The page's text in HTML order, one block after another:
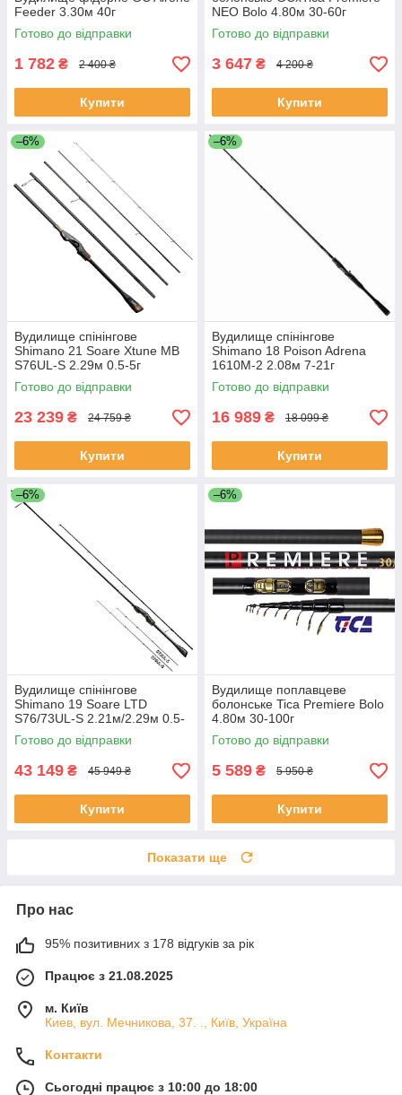
Feeder 3.30м 40г
Готово до відправки
1 782 ₴ 2 400 ₴
Купити
NEO Bolo 4.80м 30-60г
Готово до відправки
3 647 ₴ 4 200 ₴
Купити
–6%
Вудилище спінінгове
Shimano 21 Soare Xtune MB
S76UL-S 2.29м 0.5-5г
Готово до відправки
23 239 ₴ 24 759 ₴
Купити
–6%
Вудилище спінінгове
Shimano 18 Poison Adrena
1610M-2 2.08м 7-21г
Готово до відправки
16 989 ₴ 18 099 ₴
Купити
–6%
Вудилище спінінгове
Shimano 19 Soare LTD
S76/73UL-S 2.21м/2.29м 0.5-
12
Готово до відправки
43 149 ₴ 45 949 ₴
Купити
–6%
Вудилище поплавцеве
болонське Tica Premiere Bolo
4.80м 30-100г
Готово до відправки
5 589 ₴ 5 950 ₴
Купити
Показати ще
Про нас
95% позитивних з 178 відгуків за рік
Працює з 21.08.2025
м. Київ
Киев, вул. Мечникова, 37. ., Київ, Україна
Контакти
Сьогодні працює з 10:00 до 18:00